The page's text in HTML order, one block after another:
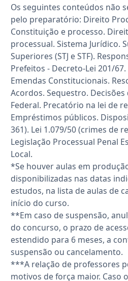
Os seguintes conteúdos não
pelo preparatório: Direito
Constituição e processo.
processual. Sistema Jurídico.
Superiores (STJ e STF).
Prefeitos - Decreto-Lei 201/
Emendas Constitucionais.
Acordos. Sequestro.
Federal. Precatório na lei de
Empréstimos públicos.
361). Lei 1.079/50 (crimes de
Legislação Processual Penal
Local.
*Se houver aulas em
disponibilizadas nas datas
estudos, na lista de aulas de
início do curso.
**Em caso de suspensão,
do concurso, o prazo de
estendido para 6 meses, a
suspensão ou cancelamento.
***A relação de professores
motivos de força maior. Caso